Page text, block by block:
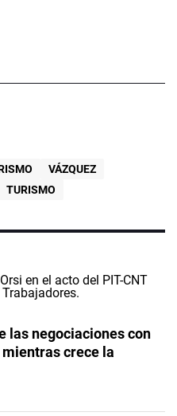
VÁZQUEZ
TURISMO
las negociaciones con
mientras crece la